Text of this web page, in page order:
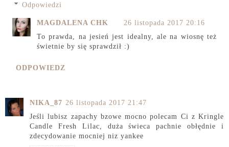
Odpowiedzi
MAGDALENA CHK
26 listopada 2017 20:16
To prawda, na jesień jest idealny, ale na wiosnę też
świetnie by się sprawdził :)
ODPOWIEDZ
NIKA_87 26 listopada 2017 21:47
Jeśli lubisz zapachy bzowe mocno polecam Ci z Kringle
Candle Fresh Lilac, duża świeca pachnie obłędnie i
zdecydowanie mocniej niz yankee